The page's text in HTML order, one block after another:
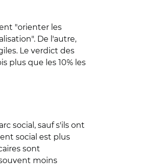
"orienter les
De l'autre,
Le verdict des
plus que les 10% les
social, sauf s'ils ont
social est plus
sont
moins